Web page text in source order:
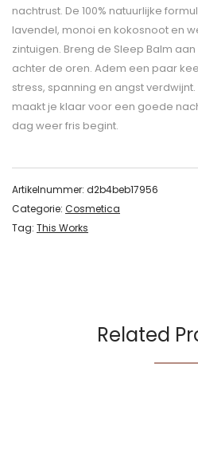
nachtrust. De 100% natuurlijke
lavendel, monoi en kokosnoot en
zintuigen. Breng de Sleep Balm
achter de oren. Adem een paar
stress, spanning en angst
maakt je klaar voor een goede
dag weer fris begint.
Artikelnummer: d2b4beb17956
Categorie: Cosmetica
Tag: This Works
Related